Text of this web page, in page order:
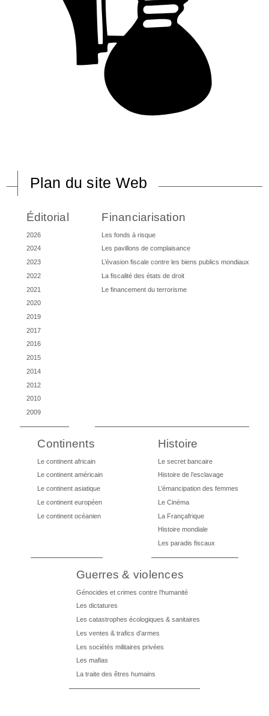
Plan du site Web
Éditorial
2026
2024
2023
2022
2021
2020
2019
2017
2016
2015
2014
2012
2010
2009
Financiarisation
Les fonds à risque
Les pavillons de complaisance
L’évasion fiscale contre les biens publics mondiaux
La fiscalité des états de droit
Le financement du terrorisme
Continents
Le continent africain
Le continent américain
Le continent asiatique
Le continent européen
Le continent océanien
Histoire
Le secret bancaire
Histoire de l’esclavage
L’émancipation des femmes
Le Cinéma
La Françafrique
Histoire mondiale
Les paradis fiscaux
Guerres & violences
Génocides et crimes contre l’humanité
Les dictatures
Les catastrophes écologiques & sanitaires
Les ventes & trafics d’armes
Les sociétés militaires privées
Les mafias
La traite des êtres humains